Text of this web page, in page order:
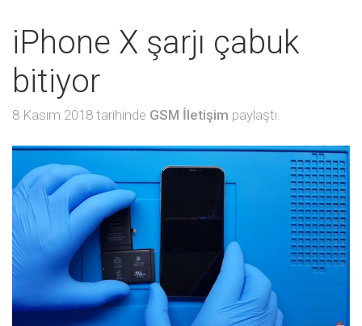
iPhone X şarjı çabuk
bitiyor
8 Kasım 2018 tarihinde GSM İletişim paylaştı.